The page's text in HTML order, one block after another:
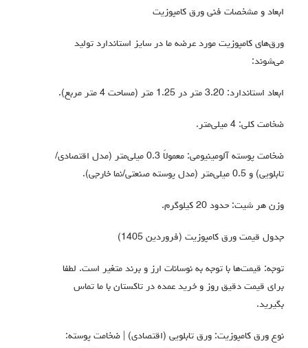
ابعاد و مشخصات فنی ورق کامپوزیت
ورق‌های کامپوزیت مورد عرضه ما در سایز استاندارد تولید
می‌شوند:
ابعاد استاندارد: 3.20 متر در 1.25 متر (مساحت 4 متر مربع).
ضخامت کلی: 4 میلی‌متر.
ضخامت پوسته آلومینیومی: معمولاً 0.3 میلی‌متر (مدل اقتصادی/
تابلویی) و 0.5 میلی‌متر (مدل پوسته صنعتی/نما خارجی).
وزن هر شیت: حدود 20 کیلوگرم.
جدول قیمت ورق کامپوزیت (فروردین 1405)
توجه: قیمت‌ها با توجه به نوسانات ارز و برند متغیر است. لطفا
برای قیمت دقیق روز و خرید عمده در تاکستان با ما تماس
بگیرید.
نوع ورق کامپوزیت: ورق تابلویی (اقتصادی) | ضخامت پوسته: